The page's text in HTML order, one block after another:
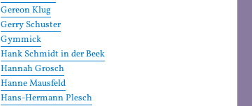
Gereon Klug
Gerry Schuster
Gymmick
Hank Schmidt in der Beek
Hannah Grosch
Hanne Mausfeld
Hans-Hermann Plesch